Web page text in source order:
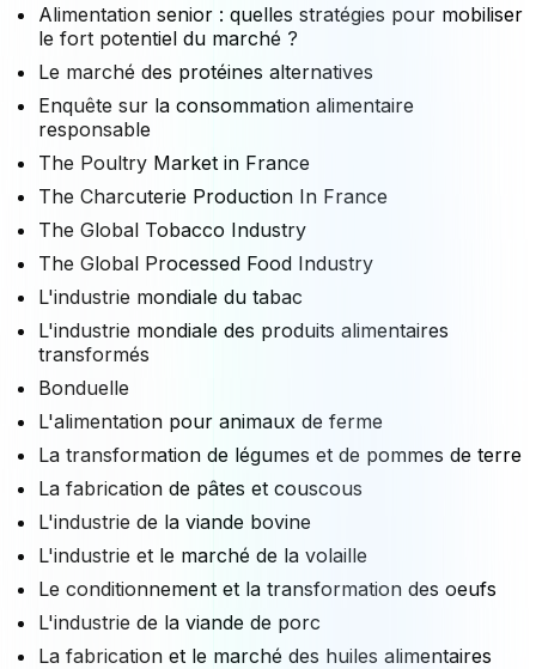
Alimentation senior : quelles stratégies pour mobiliser
le fort potentiel du marché ?
Le marché des protéines alternatives
Enquête sur la consommation alimentaire
responsable
The Poultry Market in France
The Charcuterie Production In France
The Global Tobacco Industry
The Global Processed Food Industry
L'industrie mondiale du tabac
L'industrie mondiale des produits alimentaires
transformés
Bonduelle
L'alimentation pour animaux de ferme
La transformation de légumes et de pommes de terre
La fabrication de pâtes et couscous
L'industrie de la viande bovine
L'industrie et le marché de la volaille
Le conditionnement et la transformation des oeufs
L'industrie de la viande de porc
La fabrication et le marché des huiles alimentaires